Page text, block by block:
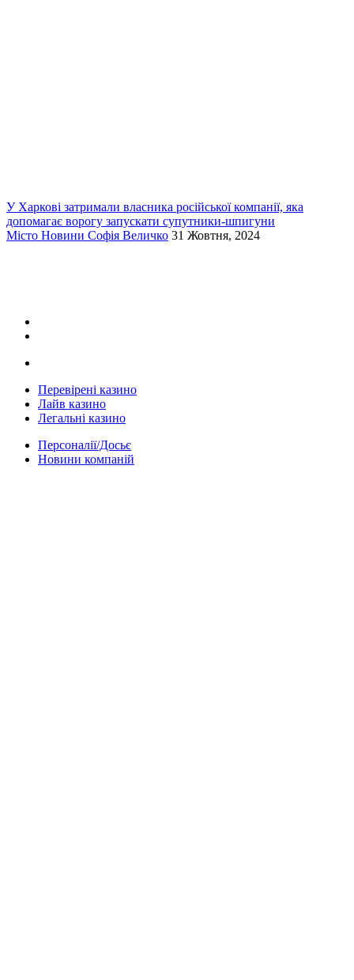
У Харкові затримали власника російської компанії, яка
допомагає ворогу запускати супутники-шпигуни
Місто Новини Софія Величко 31 Жовтня, 2024
Перевірені казино
Лайв казино
Легальні казино
Персоналії/Досьє
Новини компаній